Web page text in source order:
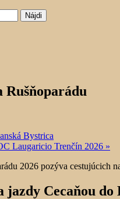
Rušňoparádu
Bystrica
Laugaricio Trenčín 2026 »
jazdy Cecaňou